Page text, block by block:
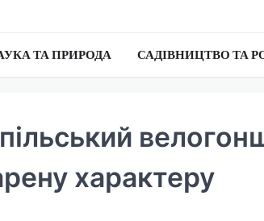
ТА ПРИРОДА САДІВНИЦТВО ТА
характеру